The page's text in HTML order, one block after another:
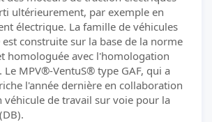
ultérieurement, par exemple en
électrique. La famille de véhicules
construite sur la base de la norme
homologuée avec l'homologation
Le MPV®-VentuS® type GAF, qui a
l'année dernière en collaboration
véhicule de travail sur voie pour la